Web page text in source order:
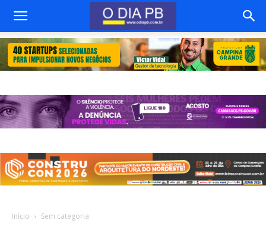
Início Sem categoria